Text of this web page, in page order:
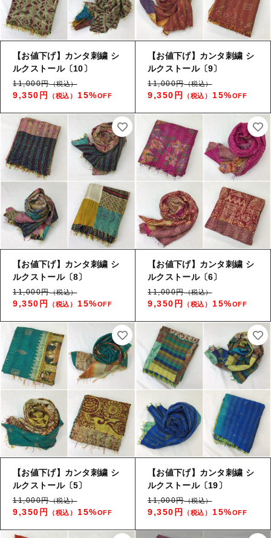
【お値下げ】カンタ刺繍 シ
ルクストール〔10〕
11,000円（税込）
9,350円 （税込） 15%OFF
【お値下げ】カンタ刺繍 シ
ルクストール〔9〕
11,000円（税込）
9,350円 （税込） 15%OFF
【お値下げ】カンタ刺繍 シ
ルクストール〔8〕
11,000円（税込）
9,350円 （税込） 15%OFF
【お値下げ】カンタ刺繍 シ
ルクストール〔6〕
11,000円（税込）
9,350円 （税込） 15%OFF
【お値下げ】カンタ刺繍 シ
ルクストール〔5〕
11,000円（税込）
9,350円 （税込） 15%OFF
【お値下げ】カンタ刺繍 シ
ルクストール〔19〕
11,000円（税込）
9,350円 （税込） 15%OFF